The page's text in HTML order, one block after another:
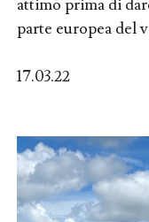
attimo prima di
parte europea del
17.03.22